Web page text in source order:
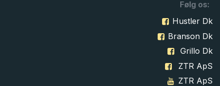
Følg os:
Hustler Dk
Branson Dk
Grillo Dk
ZTR ApS
ZTR ApS